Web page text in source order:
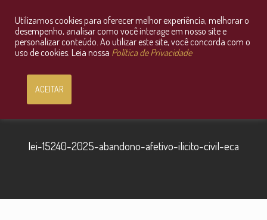
Consultoria Jurídica OnLine
lei-15240-2025-abandono-afetivo-ilicito-civil-eca
Utilizamos cookies para oferecer melhor experiência, melhorar o
desempenho, analisar como você interage em nosso site e
personalizar conteúdo. Ao utilizar este site, você concorda com o
uso de cookies. Leia nossa Política de Privacidade
ACEITAR